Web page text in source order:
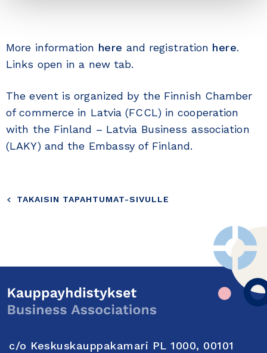
More information here and registration here.
Links open in a new tab.
The event is organized by the Finnish Chamber
of commerce in Latvia (FCCL) in cooperation
with the Finland – Latvia Business association
(LAKY) and the Embassy of Finland.
TAKAISIN TAPAHTUMAT-SIVULLE
c/o Keskuskauppakamari PL 1000, 00101